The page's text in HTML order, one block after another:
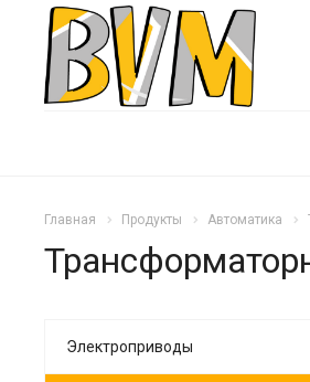
Главная Продукты Автоматика
Электроприводы